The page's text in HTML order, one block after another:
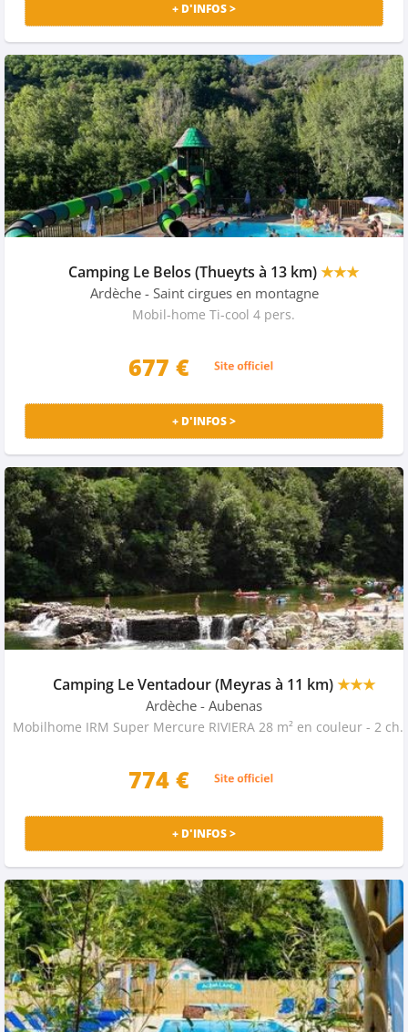
+ D'INFOS >
Camping Le Belos (Thueyts à 13 km)★★★
Ardèche - Saint cirgues en montagne
Mobil-home Ti-cool 4 pers.
677 €
+ D'INFOS >
Camping Le Ventadour (Meyras à 11 km)★★★
Ardèche - Aubenas
Mobilhome IRM Super Mercure RIVIERA 28 m² en
774 €
+ D'INFOS >